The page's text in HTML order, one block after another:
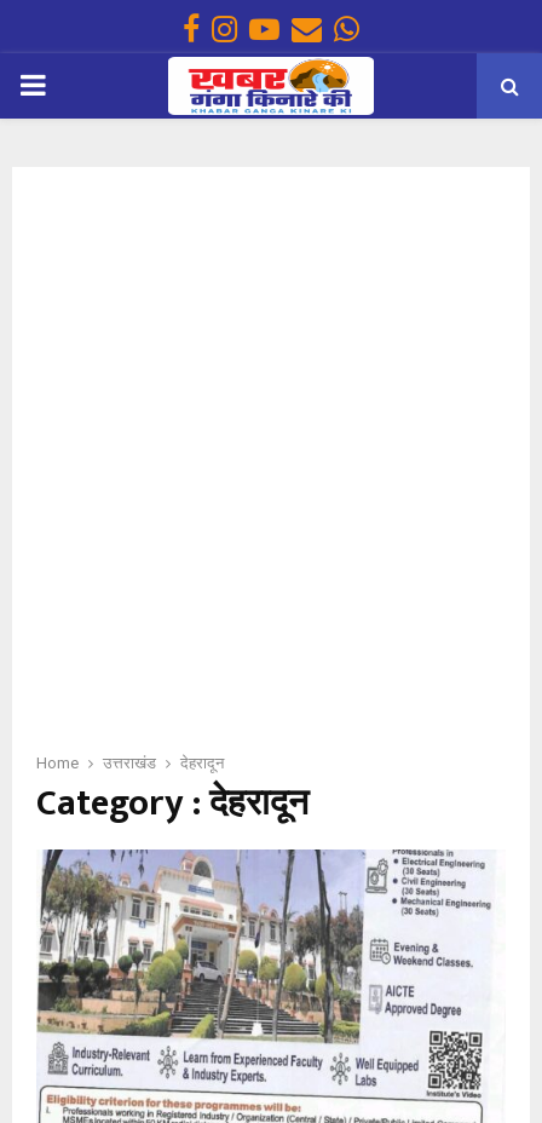
Facebook
Instagram
Youtube
EmailWhatsapp
PRIMARY
Home उत्तराखंड देहरादून
Category : देहरादून